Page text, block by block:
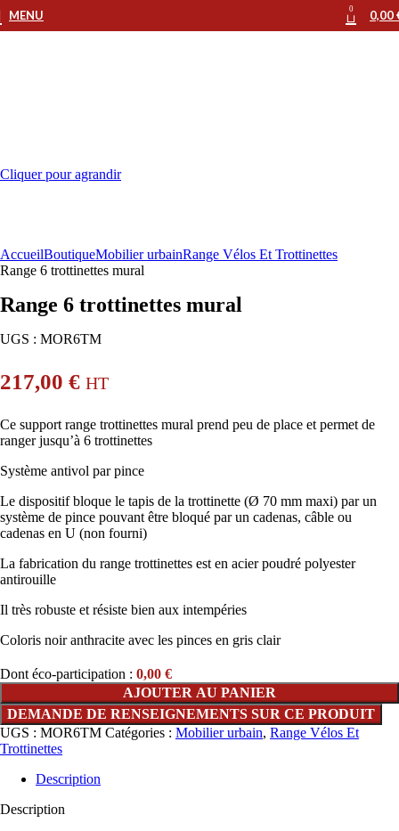
MENU 0 0,00
Cliquer pour agrandir
AccueilBoutiqueMobilier urbainRange Vélos Et Trottinettes
Range 6 trottinettes mural
Range 6 trottinettes mural
UGS : MOR6TM
217,00 € HT
Ce support range trottinettes mural prend peu de place et permet de
ranger jusqu’à 6 trottinettes
Système antivol par pince
Le dispositif bloque le tapis de la trottinette (Ø 70 mm maxi) par un
système de pince pouvant être bloqué par un cadenas, câble ou
cadenas en U (non fourni)
La fabrication du range trottinettes est en acier poudré polyester
antirouille
Il très robuste et résiste bien aux intempéries
Coloris noir anthracite avec les pinces en gris clair
Dont éco-participation : 0,00 €
AJOUTER AU PANIER
UGS : MOR6TM Catégories : Mobilier urbain, Range Vélos Et
Trottinettes
Description
Description